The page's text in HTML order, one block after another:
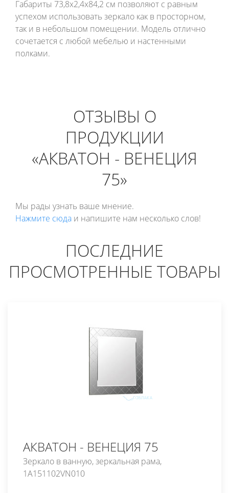
Габариты 73,8х2,4х84,2 см позволяют с равным
успехом использовать зеркало как в просторном,
так и в небольшом помещении. Модель отлично
сочетается с любой мебелью и настенными
полками.
ОТЗЫВЫ О
ПРОДУКЦИИ
«АКВАТОН - ВЕНЕЦИЯ
75»
Мы рады узнать ваше мнение.
Нажмите сюда и напишите нам несколько слов!
ПОСЛЕДНИЕ
ПРОСМОТРЕННЫЕ ТОВАРЫ
АКВАТОН - ВЕНЕЦИЯ 75
Зеркало в ванную, зеркальная рама,
1A151102VN010